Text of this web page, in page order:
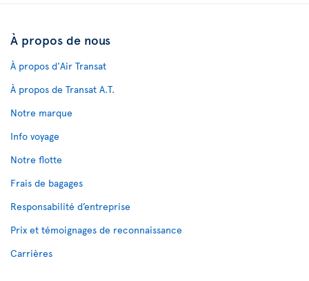
À propos de nous
À propos d'Air Transat
À propos de Transat A.T.
Notre marque
Info voyage
Notre flotte
Frais de bagages
Responsabilité d’entreprise
Prix et témoignages de reconnaissance
Carrières